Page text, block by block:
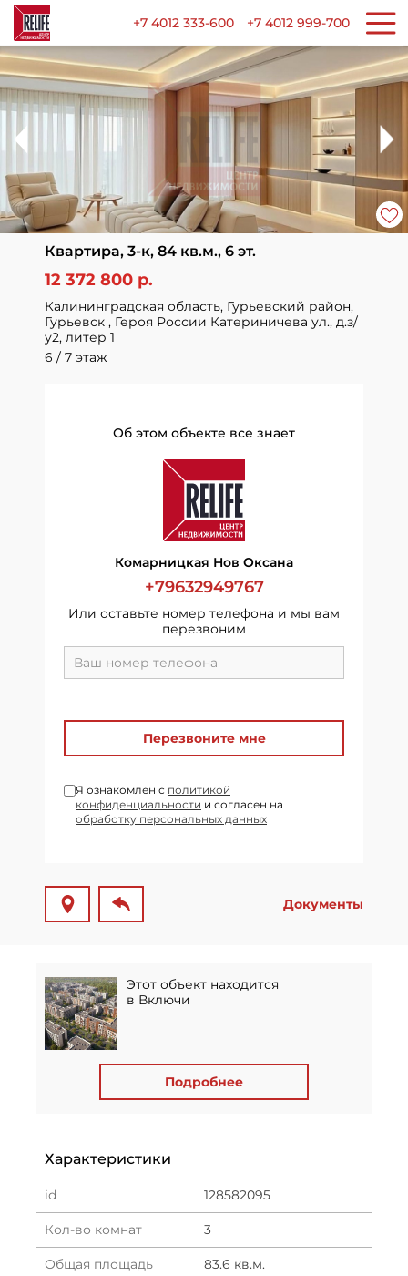
+7 4012 333-600 +7 4012 999-700
Квартира, 3-к, 84 кв.м., 6 эт.
12 372 800 р.
Калининградская область, Гурьевский район,
Гурьевск , Героя России Катериничева ул., д.з/
у2, литер 1
6 / 7 этаж
Об этом объекте все знает
Комарницкая Нов Оксана
+79632949767
Или оставьте номер телефона и мы вам
перезвоним
Перезвоните мне
Я ознакомлен с политикой
конфиденциальности и согласен на
обработку персональных данных
Документы
Этот объект находится
в Включи
Подробнее
Характеристики
id 128582095
Кол-во комнат 3
Общая площадь 83.6 кв.м.